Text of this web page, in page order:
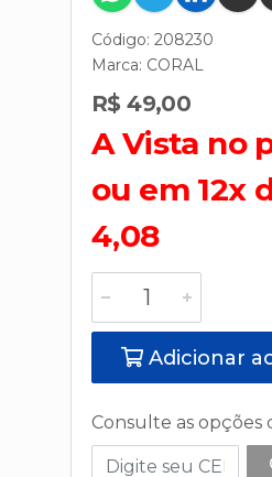
Código: 208230
Marca: CORAL
R$ 49,00
A Vista no
ou em 12x
4,08
Adicionar
Consulte as opções